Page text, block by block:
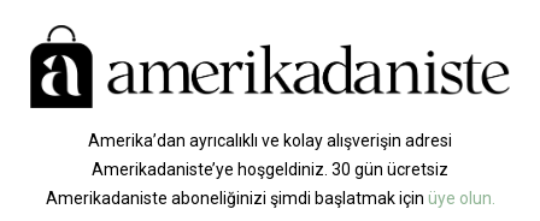
Amerika’dan ayrıcalıklı ve kolay alışverişin adresi
Amerikadaniste’ye hoşgeldiniz. 30 gün ücretsiz
Amerikadaniste aboneliğinizi şimdi başlatmak için üye olun.